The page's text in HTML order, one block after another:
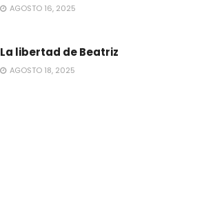
AGOSTO 16, 2025
La libertad de Beatriz
AGOSTO 18, 2025